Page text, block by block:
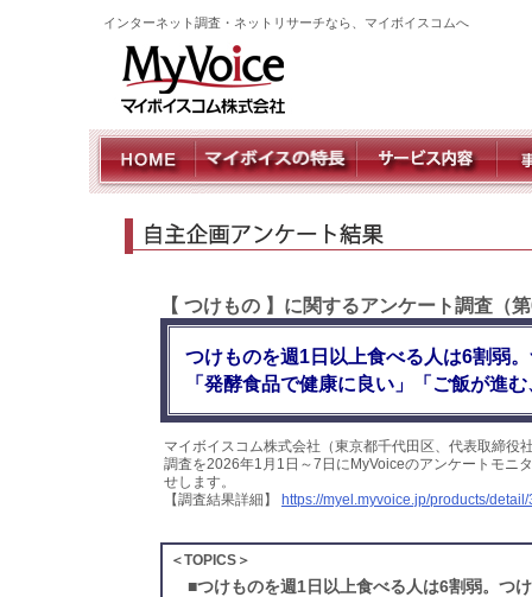
インターネット調査・ネットリサーチなら、マイボイスコムへ
【 つけもの 】に関するアンケート調査（
つけものを週1日以上食べる人は6割弱
「発酵食品で健康に良い」「ご飯が進
マイボイスコム株式会社（東京都千代田区、代表取締
調査を2026年1月1日～7日にMyVoiceのアンケートモニ
せします。
【調査結果詳細】
https://myel.myvoice.jp/products/
＜TOPICS＞
■つけものを週1日以上食べる人は6割弱。つ